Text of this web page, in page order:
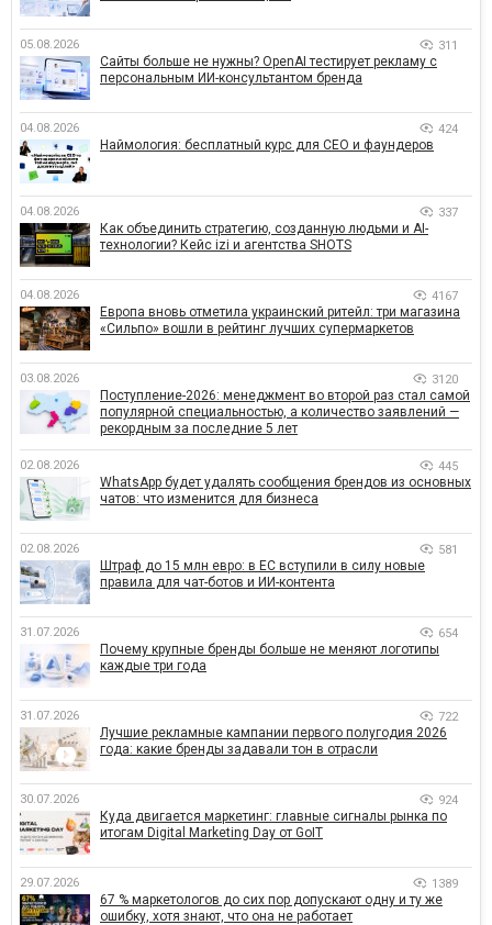
05.08.2026 311
Сайты больше не нужны? OpenAI тестирует рекламу с
персональным ИИ-консультантом бренда
04.08.2026 424
Наймология: бесплатный курс для CEO и фаундеров
04.08.2026 337
Как объединить стратегию, созданную людьми и AI-
технологии? Кейс izi и агентства SHOTS
04.08.2026 4167
Европа вновь отметила украинский ритейл: три магазина
«Сильпо» вошли в рейтинг лучших супермаркетов
03.08.2026 3120
Поступление-2026: менеджмент во второй раз стал самой
популярной специальностью, а количество заявлений —
рекордным за последние 5 лет
02.08.2026 445
WhatsApp будет удалять сообщения брендов из основных
чатов: что изменится для бизнеса
02.08.2026 581
Штраф до 15 млн евро: в ЕС вступили в силу новые
правила для чат-ботов и ИИ-контента
31.07.2026 654
Почему крупные бренды больше не меняют логотипы
каждые три года
31.07.2026 722
Лучшие рекламные кампании первого полугодия 2026
года: какие бренды задавали тон в отрасли
30.07.2026 924
Куда двигается маркетинг: главные сигналы рынка по
итогам Digital Marketing Day от GoIT
29.07.2026 1389
67 % маркетологов до сих пор допускают одну и ту же
ошибку, хотя знают, что она не работает